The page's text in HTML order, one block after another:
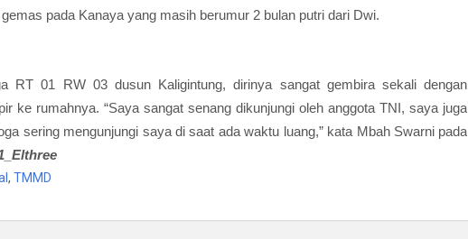
pada Kanaya yang masih berumur 2 bulan putri dari Dwi.
RT 01 RW 03 dusun Kaligintung, dirinya sangat gembira sekali dengan
ke rumahnya. “Saya sangat senang dikunjungi oleh anggota TNI, saya juga
sering mengunjungi saya di saat ada waktu luang,” kata Mbah Swarni pada
, TMMD